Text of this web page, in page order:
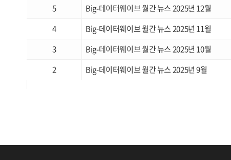
5
Big-데이터웨이브 월간 뉴스 2025년 12월
4
Big-데이터웨이브 월간 뉴스 2025년 11월
3
Big-데이터웨이브 월간 뉴스 2025년 10월
2
Big-데이터웨이브 월간 뉴스 2025년 9월